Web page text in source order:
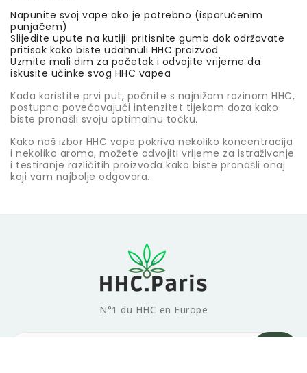
Napunite svoj vape ako je potrebno (isporučenim
punjačem)
Slijedite upute na kutiji: pritisnite gumb dok održavate
pritisak kako biste udahnuli HHC proizvod
Uzmite mali dim za početak i odvojite vrijeme da
iskusite učinke svog HHC vapea
Kada koristite prvi put, počnite s najnižom razinom HHC,
postupno povećavajući intenzitet tijekom doza kako
biste pronašli svoju optimalnu točku.
Kako naš izbor HHC vape pokriva nekoliko koncentracija
i nekoliko aroma, možete odvojiti vrijeme za istraživanje
i testiranje različitih proizvoda kako biste pronašli onaj
koji vam najbolje odgovara.
N°1 du HHC en Europe